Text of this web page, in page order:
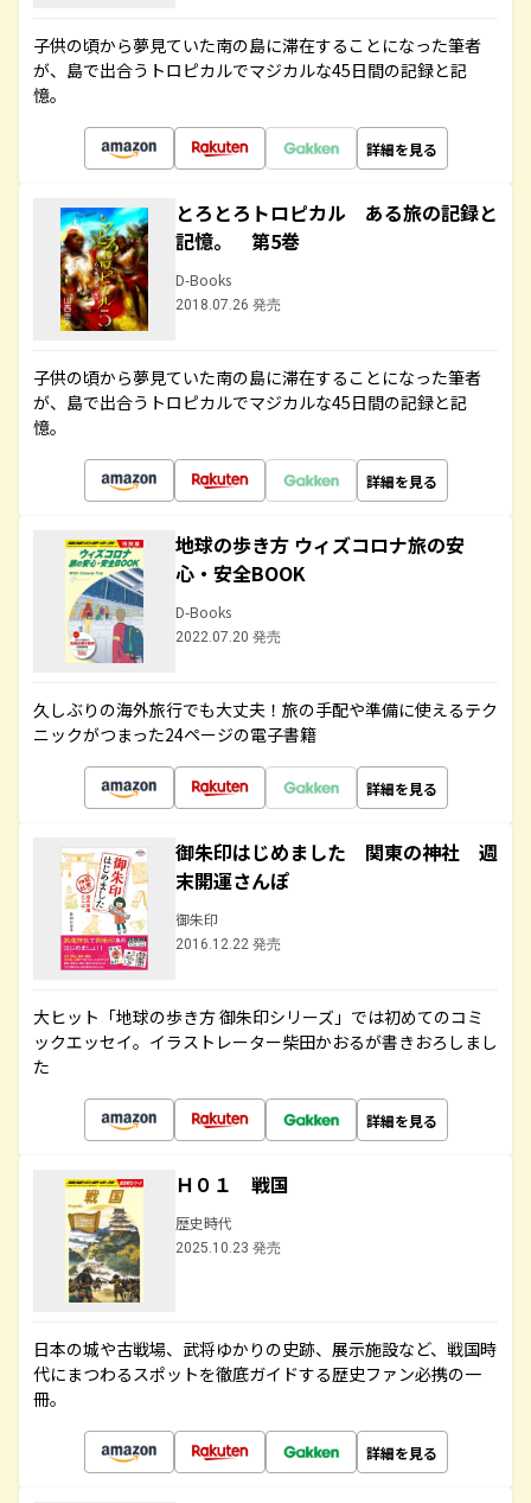
子供の頃から夢見ていた南の島に滞在することになった筆者
が、島で出合うトロピカルでマジカルな45日間の記録と記
憶。
詳細を見る
とろとろトロピカル ある旅の記録と
記憶。 第5巻
D-Books
2018.07.26 発売
子供の頃から夢見ていた南の島に滞在することになった筆者
が、島で出合うトロピカルでマジカルな45日間の記録と記
憶。
詳細を見る
地球の歩き方 ウィズコロナ旅の安
心・安全BOOK
D-Books
2022.07.20 発売
久しぶりの海外旅行でも大丈夫！旅の手配や準備に使えるテク
ニックがつまった24ページの電子書籍
詳細を見る
御朱印はじめました 関東の神社 週
末開運さんぽ
御朱印
2016.12.22 発売
大ヒット「地球の歩き方 御朱印シリーズ」では初めてのコミ
ックエッセイ。イラストレーター柴田かおるが書きおろしまし
た
詳細を見る
Ｈ０１ 戦国
歴史時代
2025.10.23 発売
日本の城や古戦場、武将ゆかりの史跡、展示施設など、戦国時
代にまつわるスポットを徹底ガイドする歴史ファン必携の一
冊。
詳細を見る